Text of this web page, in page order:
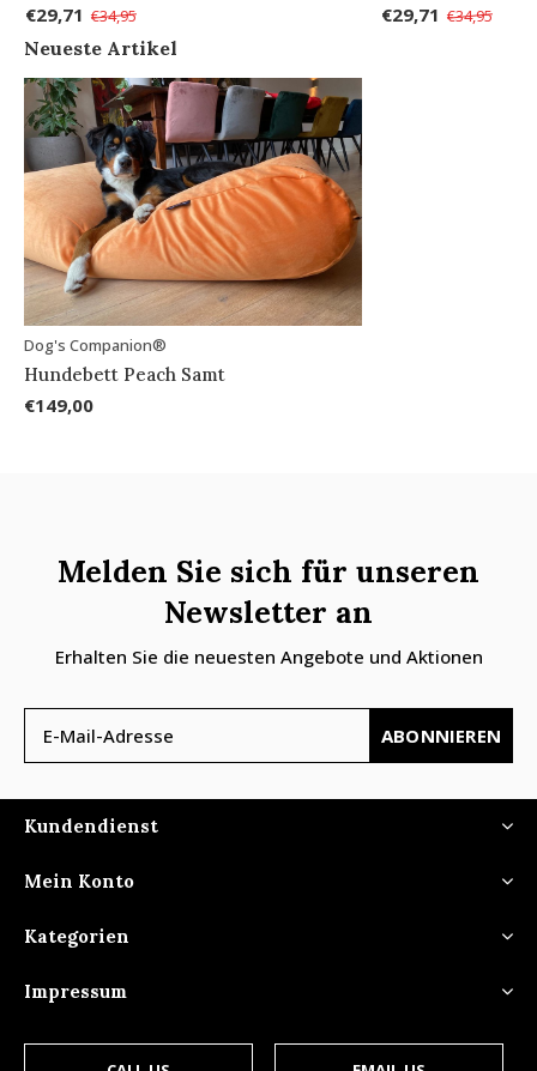
€29,71 €34,95 €29,71 €34,95
Neueste Artikel
Dog's Companion®
Hundebett Peach Samt
€149,00
Melden Sie sich für unseren
Newsletter an
Erhalten Sie die neuesten Angebote und Aktionen
ABONNIEREN
Kundendienst
Mein Konto
Kategorien
Impressum